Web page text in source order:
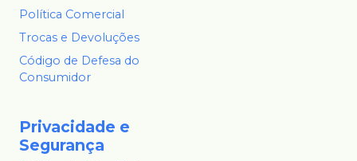
Política Comercial
Trocas e Devoluções
Código de Defesa do
Consumidor
Privacidade e
Segurança